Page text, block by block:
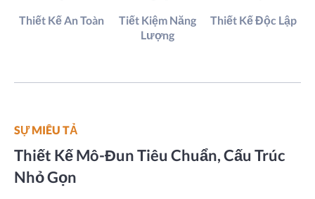
Thiết Kế An Toàn
Tiết Kiệm Năng
Lượng
Thiết Kế Độc Lập
SỰ MIÊU TẢ
Thiết Kế Mô-Đun Tiêu Chuẩn, Cấu Trúc
Nhỏ Gọn